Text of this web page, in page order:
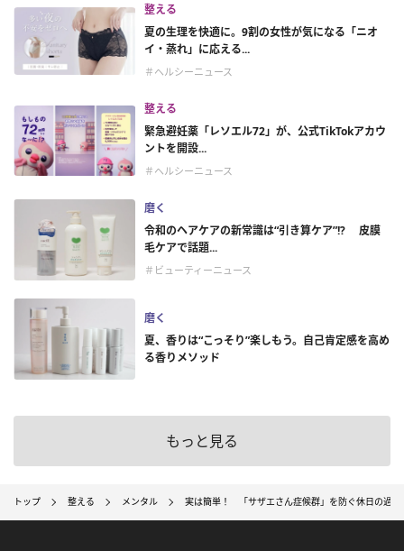
整える
夏の生理を快適に。9割の女性が気になる「ニオ
イ・蒸れ」に応える...
＃ヘルシーニュース
整える
緊急避妊薬「レソエル72」が、公式TikTokアカウ
ントを開設...
＃ヘルシーニュース
磨く
令和のヘアケアの新常識は“引き算ケア”!? 皮膜
毛ケアで話題...
＃ビューティーニュース
磨く
夏、香りは“こっそり”楽しもう。自己肯定感を高め
る香りメソッド
もっと見る
トップ 整える メンタル 実は簡単！ 「サザエさん症候群」を防ぐ休日の過ご